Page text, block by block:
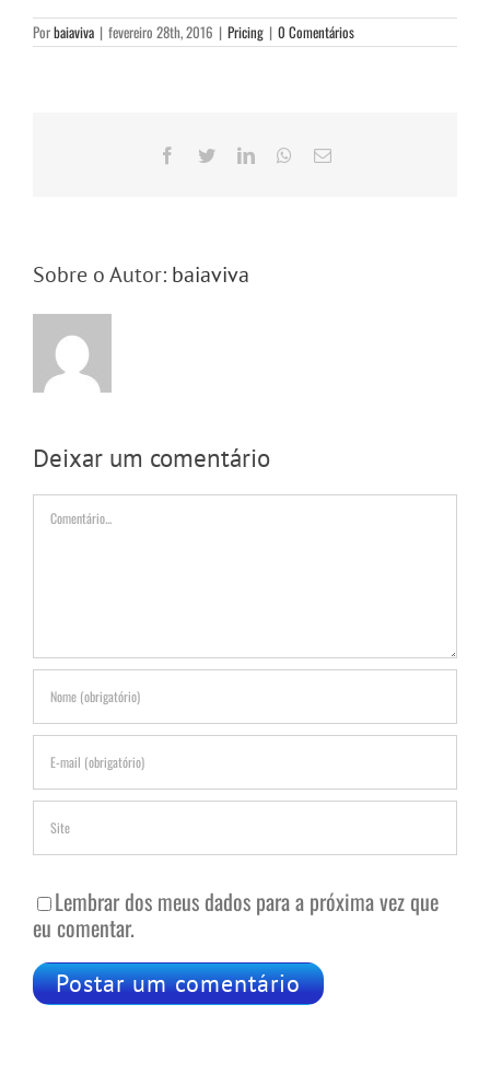
Porbaiaviva | fevereiro 28th, 2016 | Pricing | 0 Comentários
Facebook
TwitterLinkedInWhatsApp
E-
Sobre o Autor: baiaviva
Deixar um comentário
Comentário
Lembrar dos meus dados para a próxima vez que
eu comentar.